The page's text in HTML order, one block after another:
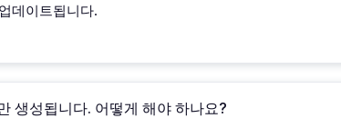
데이트됩니다.
생성됩니다. 어떻게 해야 하나요?